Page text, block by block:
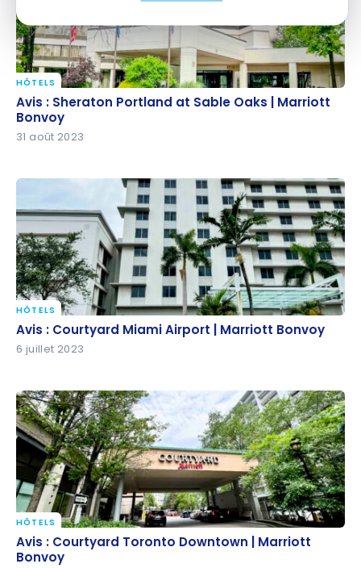
Avis : Sheraton Portland at Sable Oaks | Marriott
Bonvoy
HÔTELS
Avis : Sheraton Portland at Sable Oaks | Marriott
Bonvoy
31 août 2023
Avis : Courtyard Miami Airport | Marriott Bonvoy
HÔTELS
Avis : Courtyard Miami Airport | Marriott Bonvoy
6 juillet 2023
Avis : Courtyard Toronto Downtown | Marriott
Bonvoy
HÔTELS
Avis : Courtyard Toronto Downtown | Marriott
Bonvoy